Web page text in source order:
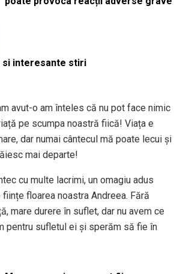
si interesante stiri
avut-o am înteles că nu pot face nimic
pe scumpa noastră fiică! Viața e
dar numai cântecul mă poate lecui și
mai departe!
cu multe lacrimi, un omagiu adus
floarea noastra Andreea. Fără
mare durere în suflet, dar nu avem ce
pentru sufletul ei și sperăm să fie în